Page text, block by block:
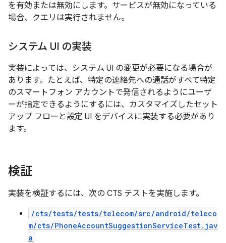
を有効または無効にします。サービスが無効になっている
場合、クエリは実行されません。
システム UI の実装
実装によっては、システム UI の変更が必要になる場合が
あります。たとえば、特定の連絡先への通話がすべて特定
のスマートフォン アカウントで発信されるようにユーザ
ーが指定できるようにするには、カスタマイズしたセット
アップ フローと設定 UI をデバイスに実装する必要があり
ます。
検証
実装を検証するには、次の CTS テストを実施します。
/cts/tests/tests/telecom/src/android/teleco
m/cts/PhoneAccountSuggestionServiceTest.jav
a